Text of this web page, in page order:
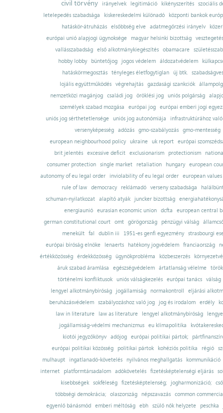
civil törvény irányelvek legitimáció kikényszerítés szociális
letelepedés szabadsága
kiskereskedelmi különadó
központi bankok
hatáskör-átruházás
elsőbbség elve adatmegőrzési irányelv
európai unió alapjogi ügynoksége
magyar helsinki bizottság
vesztegetés
vallásszabadság
első alkotmánykiegészítés obamacare
hobby lobby
büntetőjog jogos védelem áldozatvédelem
hatáskörmegosztás tényleges életfogytiglan új btk.
lojális együttműködés
végrehajtás gazdasági szankciók
nemzetközi magánjog
családi jog öröklési jog uniós polgárság
személyek szabad mozgása
európai jog európai emberi jogi
uniós jog sérthetetlensége uniós jog autonómiája
infrastruktúrához
versenyképesség adózás gmo-szabályozás gmo-mentesség
european neighbourhood policy
ukraine uk report
európai
brit jelentés excessive deficit exclusionarism protectionism
consumer protection
single market retaliation hungary
european
autonomy of eu legal order
inviolability of eu legal order
european values
rule of law
democracy reklámadó verseny szabadsága
schuman-nyilatkozat alapító atyák juncker bizottság
energiaunió eurasian economic union dcfta
european central
german constitutional court
omt görögország pénzügyi válság
menekült
fal dublin iii 1951-es genfi egyezmény
strasbourgi
európai bíróság elnöke
lenaerts hatékony jogvédelem franciaország
értékközösség
érdekközösség ügynökprobléma közbeszerzés
áruk szabad áramlása
egészségvédelem ártatlanság vélelme
történelmi konfliktusok uniós válságkezelés európai tanács válság
lengyel alkotmánybíróság
jogállamiság normakontroll
eljárási
beruházásvédelem
szabályozáshoz való jog jog és irodalom erdély
law in literature
law as literature lengyel alkotmánybíróság
jogállamiság-védelmi mechanizmus
eu klímapolitika
kiotói jegyzőkönyv adójog európai politikai pártok;
európai politikai közösség
politikai pártok kohéziós politika régió
mulhaupt
ingatlanadó-követelés nyilvános meghallgatás
kommunikáció
internet
platformtársadalom adókövetelés fizetésképtelenségi eljárás
kisebbségek sokféleség fizetésképtelenség; jogharmonizáció;
többségi demokrácia; olaszország népszavazás common
egyenlő bánásmód emberi méltóság ebh szülő nők helyzete
peschka